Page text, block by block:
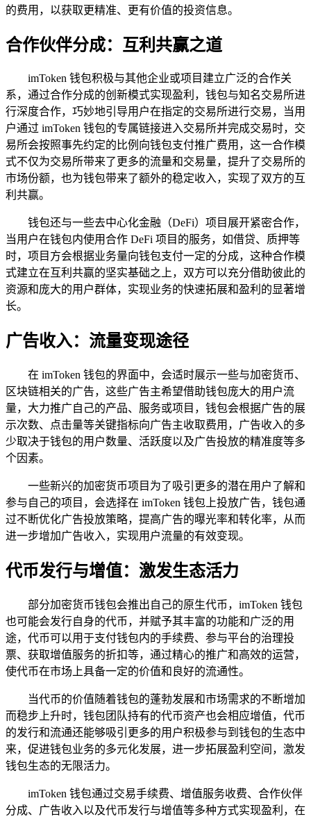
的费用，以获取更精准、更有价值的投资信息。
合作伙伴分成：互利共赢之道
imToken 钱包积极与其他企业或项目建立广泛的合作关
系，通过合作分成的创新模式实现盈利，钱包与知名交易所进
行深度合作，巧妙地引导用户在指定的交易所进行交易，当用
户通过 imToken 钱包的专属链接进入交易所并完成交易时，交
易所会按照事先约定的比例向钱包支付推广费用，这一合作模
式不仅为交易所带来了更多的流量和交易量，提升了交易所的
市场份额，也为钱包带来了额外的稳定收入，实现了双方的互
利共赢。
钱包还与一些去中心化金融（DeFi）项目展开紧密合作，
当用户在钱包内使用合作 DeFi 项目的服务，如借贷、质押等
时，项目方会根据业务量向钱包支付一定的分成，这种合作模
式建立在互利共赢的坚实基础之上，双方可以充分借助彼此的
资源和庞大的用户群体，实现业务的快速拓展和盈利的显著增
长。
广告收入：流量变现途径
在 imToken 钱包的界面中，会适时展示一些与加密货币、
区块链相关的广告，这些广告主希望借助钱包庞大的用户流
量，大力推广自己的产品、服务或项目，钱包会根据广告的展
示次数、点击量等关键指标向广告主收取费用，广告收入的多
少取决于钱包的用户数量、活跃度以及广告投放的精准度等多
个因素。
一些新兴的加密货币项目为了吸引更多的潜在用户了解和
参与自己的项目，会选择在 imToken 钱包上投放广告，钱包通
过不断优化广告投放策略，提高广告的曝光率和转化率，从而
进一步增加广告收入，实现用户流量的有效变现。
代币发行与增值：激发生态活力
部分加密货币钱包会推出自己的原生代币，imToken 钱包
也可能会发行自身的代币，并赋予其丰富的功能和广泛的用
途，代币可以用于支付钱包内的手续费、参与平台的治理投
票、获取增值服务的折扣等，通过精心的推广和高效的运营，
使代币在市场上具备一定的价值和良好的流通性。
当代币的价值随着钱包的蓬勃发展和市场需求的不断增加
而稳步上升时，钱包团队持有的代币资产也会相应增值，代币
的发行和流通还能够吸引更多的用户积极参与到钱包的生态中
来，促进钱包业务的多元化发展，进一步拓展盈利空间，激发
钱包生态的无限活力。
imToken 钱包通过交易手续费、增值服务收费、合作伙伴
分成、广告收入以及代币发行与增值等多种方式实现盈利，在